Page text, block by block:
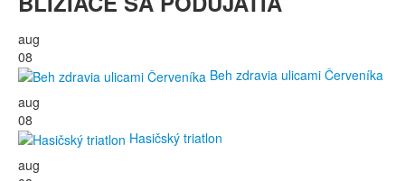
aug
08
Beh zdravia ulicami Červeníka
aug
08
Hasičský triatlon
aug